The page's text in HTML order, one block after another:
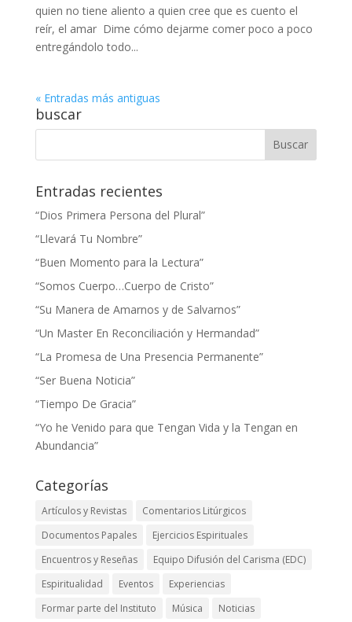
quien no tiene aliento a quien cree que es cuento el
reír, el amar Dime cómo dejarme comer poco a poco
entregándolo todo...
« Entradas más antiguas
buscar
Entradas recientes
“Dios Primera Persona del Plural”
“Llevará Tu Nombre”
“Buen Momento para la Lectura”
“Somos Cuerpo…Cuerpo de Cristo”
“Su Manera de Amarnos y de Salvarnos”
“Un Master En Reconciliación y Hermandad”
“La Promesa de Una Presencia Permanente”
“Ser Buena Noticia”
“Tiempo De Gracia”
“Yo he Venido para que Tengan Vida y la Tengan en
Abundancia”
Categorías
Artículos y Revistas
Comentarios Litúrgicos
Documentos Papales
Ejercicios Espirituales
Encuentros y Reseñas
Equipo Difusión del Carisma (EDC)
Espiritualidad
Eventos
Experiencias
Formar parte del Instituto
Música
Noticias